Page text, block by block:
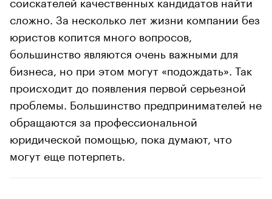
сложно. За несколько лет жизни компании без
юристов копится много вопросов,
большинство являются очень важными для
бизнеса, но при этом могут «подождать». Так
происходит до появления первой серьезной
проблемы. Большинство предпринимателей не
обращаются за профессиональной
юридической помощью, пока думают, что
могут еще потерпеть.